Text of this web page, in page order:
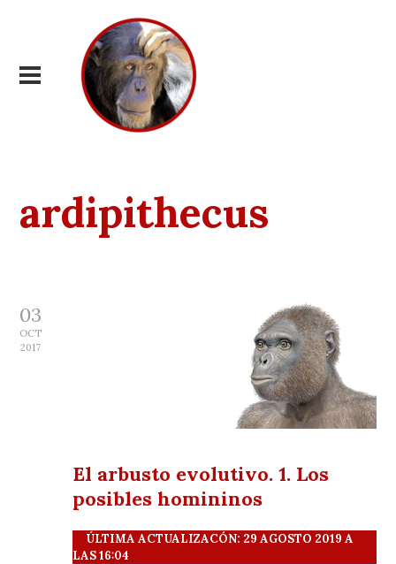
ardipithecus
03
OCT
2017
El arbusto evolutivo. 1. Los
posibles homininos
ÚLTIMA ACTUALIZACÓN: 29 AGOSTO 2019 A
LAS 16:04